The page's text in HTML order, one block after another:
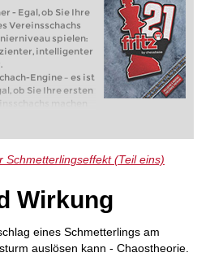
- Egal, ob Sie Ihre
Vereinsschachs
spielen:
intelligenter
Engine – es ist
ob Sie Ihre ersten
machen
spielen: Mit
intelligenter und
Schmetterlingseffekt (Teil eins)
Wirkung
eines Schmetterlings am
auslösen kann - Chaostheorie.